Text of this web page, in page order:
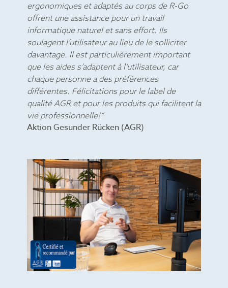
ergonomiques et adaptés au corps de R-Go
offrent une assistance pour un travail
informatique naturel et sans effort. Ils
soulagent l’utilisateur au lieu de le solliciter
davantage. Il est particulièrement important
que les aides s’adaptent à l’utilisateur, car
chaque personne a des préférences
différentes. Félicitations pour le label de
qualité AGR et pour les produits qui facilitent la
vie professionnelle!”
Aktion Gesunder Rücken (AGR)